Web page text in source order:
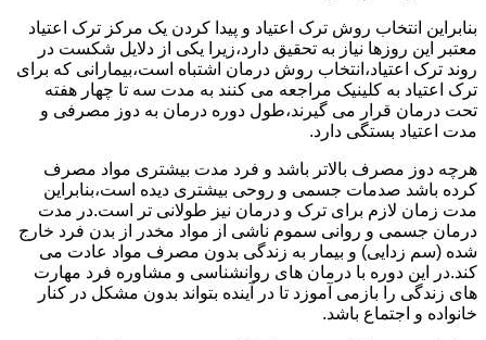
بنابراین انتخاب روش ترک اعتیاد و پیدا کردن یک مرکز ترک اعتیاد
معتبر این روزها نیاز به تحقیق دارد،زیرا یکی از دلایل شکست در
روند ترک اعتیاد،انتخاب روش درمان اشتباه است،بیمارانی که برای
ترک اعتیاد به کلینیک مراجعه می کنند به مدت سه تا چهار هفته
تحت درمان قرار می گیرند،طول دوره درمان به دوز مصرفی و
مدت اعتیاد بستگی دارد.
هرچه دوز مصرف بالاتر باشد و فرد مدت بیشتری مواد مصرف
کرده باشد صدمات جسمی و روحی بیشتری دیده است،بنابراین
مدت زمان لازم برای ترک و درمان نیز طولانی تر است.در مدت
درمان جسمی و روانی سموم ناشی از مواد مخدر از بدن فرد خارج
شده (سم زدایی) و بیمار به زندگی بدون مصرف مواد عادت می
کند.در این دوره با درمان های روانشناسی و مشاوره فرد مهارت
های زندگی را بازمی آموزد تا در آینده بتواند بدون مشکل در کنار
خانواده و اجتماع باشد.